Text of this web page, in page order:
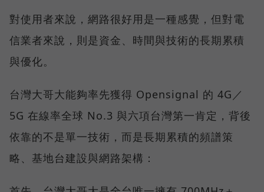
對使用者來說，網路很好用是一種感覺，但對電
信業者來說，則是資金、時間與技術的長期累積
與優化。
台灣大哥大能夠率先獲得 Opensignal 的 4G／
5G 在線率全球 No.3 與六項台灣第一肯定，背後
依靠的不是單一技術，而是長期累積的頻譜策
略、基地台建設與網路架構：